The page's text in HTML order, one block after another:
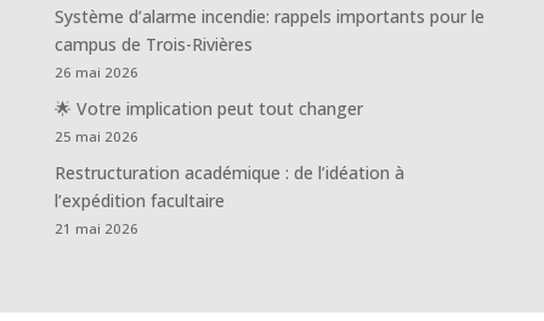
Système d’alarme incendie: rappels importants pour le
campus de Trois-Rivières
26 mai 2026
🌟 Votre implication peut tout changer
25 mai 2026
Restructuration académique : de l’idéation à
l’expédition facultaire
21 mai 2026